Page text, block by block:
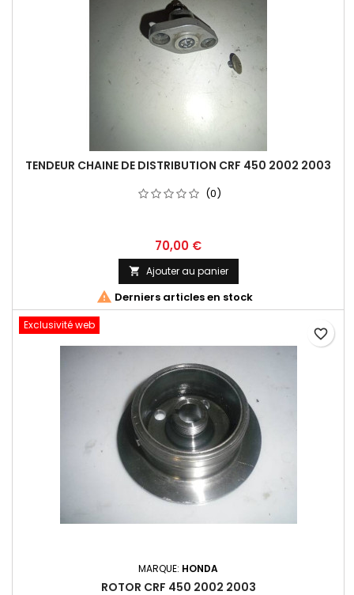
TENDEUR CHAINE DE DISTRIBUTION CRF 450 2002 2003
(0)
70,00 €
 Ajouter au panier
 Derniers articles en stock
Exclusivité web
MARQUE: HONDA
ROTOR CRF 450 2002 2003
favorite_border